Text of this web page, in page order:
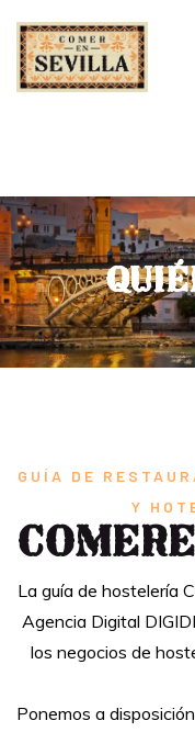
GUÍA DE
Y
La guía de hostelería
Agencia Digital
los negocios de
Ponemos a